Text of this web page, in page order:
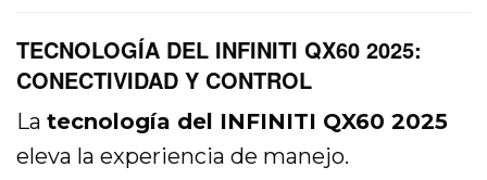
TECNOLOGÍA DEL INFINITI QX60 2025:
CONECTIVIDAD Y CONTROL
Latecnología del INFINITI QX60 2025
eleva la experiencia de manejo.